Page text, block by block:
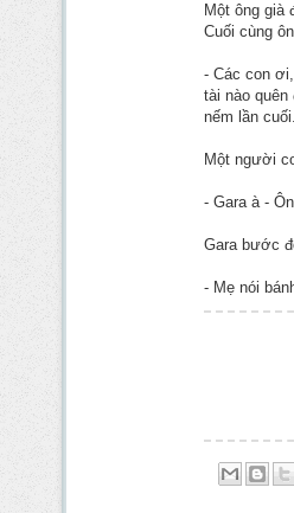
Một ông già
Cuối cùng
- Các con
tài nào
nếm lần cuối.
Một người
- Gara à -
Gara bước
- Mẹ nói